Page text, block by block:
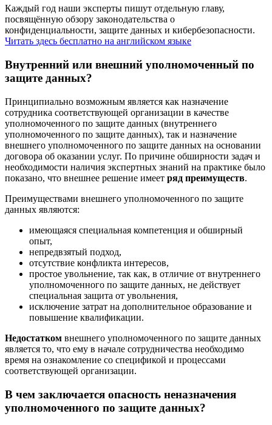
Каждый год наши эксперты пишут отдельную главу,
посвящённую обзору законодательства о
конфиденциальности, защите данных и кибербезопасности.
Читать здесь бесплатно на английском языке
Внутренний или внешний уполномоченный по
защите данных?
Принципиально возможным является как назначение
сотрудника соответствующей организации в качестве
уполномоченного по защите данных (внутреннего
уполномоченного по защите данных), так и назначение
внешнего уполномоченного по защите данных на основании
договора об оказании услуг. По причине обширности задач и
необходимости наличия экспертных знаний на практике было
показано, что внешнее решение имеет ряд преимуществ.
Преимуществами внешнего уполномоченного по защите
данных являются:
имеющаяся специальная компетенция и обширный
опыт,
непредвзятый подход,
отсутствие конфликта интересов,
простое увольнение, так как, в отличие от внутреннего
уполномоченного по защите данных, не действует
специальная защита от увольнения,
исключение затрат на дополнительное образование и
повышение квалификации.
Недостатком внешнего уполномоченного по защите данных
является то, что ему в начале сотрудничества необходимо
время на ознакомление со спецификой и процессами
соответствующей организации.
В чем заключается опасность неназначения
уполномоченного по защите данных?